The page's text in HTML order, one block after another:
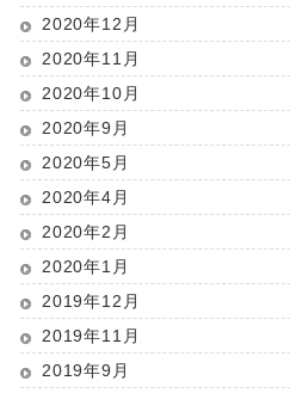
2020年12月
2020年11月
2020年10月
2020年9月
2020年5月
2020年4月
2020年2月
2020年1月
2019年12月
2019年11月
2019年9月